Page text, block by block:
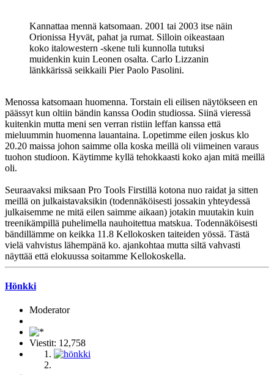
Kannattaa mennä katsomaan. 2001 tai 2003 itse näin
Orionissa Hyvät, pahat ja rumat. Silloin oikeastaan
koko italowestern -skene tuli kunnolla tutuksi
muidenkin kuin Leonen osalta. Carlo Lizzanin
länkkärissä seikkaili Pier Paolo Pasolini.
Menossa katsomaan huomenna. Torstain eli eilisen näytökseen en
päässyt kun oltiin bändin kanssa Oodin studiossa. Siinä vieressä
kuitenkin mutta meni sen verran ristiin leffan kanssa että
mieluummin huomenna lauantaina. Lopetimme eilen joskus klo
20.20 maissa johon saimme olla koska meillä oli viimeinen varaus
tuohon studioon. Käytimme kyllä tehokkaasti koko ajan mitä meillä
oli.
Seuraavaksi miksaan Pro Tools Firstillä kotona nuo raidat ja sitten
meillä on julkaistavaksikin (todennäköisesti jossakin yhteydessä
julkaisemme ne mitä eilen saimme aikaan) jotakin muutakin kuin
treenikämpillä puhelimella nauhoitettua matskua. Todennäköisesti
bändillämme on keikka 11.8 Kellokosken taiteiden yössä. Tästä
vielä vahvistus lähempänä ko. ajankohtaa mutta siltä vahvasti
näyttää että elokuussa soitamme Kellokoskella.
Hönkki
Moderator
Viestit: 12,758